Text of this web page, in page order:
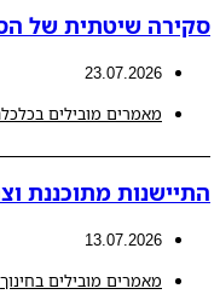
סקירה שיטתית של
23.07.2026
מאמרים מובילים
התיישנות מתוכננת
13.07.2026
מאמרים מובילים בחינוך